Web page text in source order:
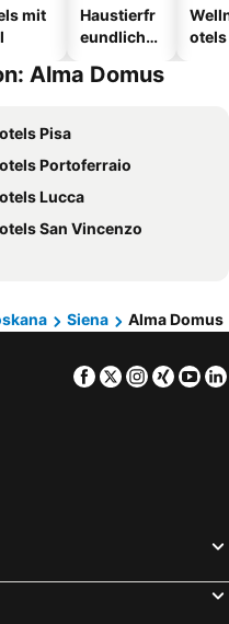
mit
Haustierfr
eundliche
otels
Alma Domus
Pisa
Portoferraio
Lucca
San Vincenzo
Siena Alma Domus
Facebook
TwitterXing